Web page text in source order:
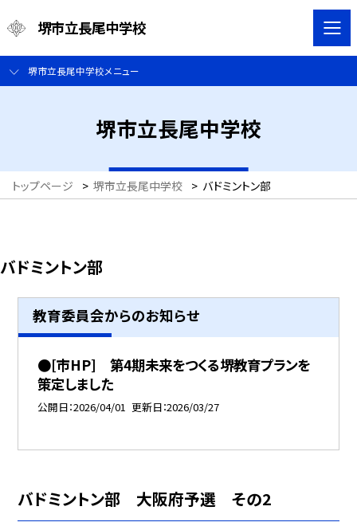
堺市立長尾中学校
堺市立長尾中学校メニュー
堺市立長尾中学校
トップページ > 堺市立長尾中学校 > バドミントン部
バドミントン部
教育委員会からのお知らせ
●[市HP] 第4期未来をつくる堺教育プランを
策定しました
公開日 2026/04/01 更新日 2026/03/27
バドミントン部 大阪府予選 その2